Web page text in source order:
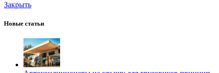
Закрыть
Новые статьи